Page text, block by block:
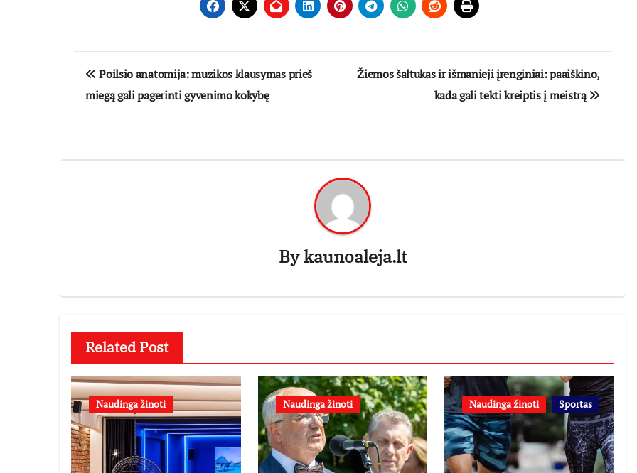
Navigacija
tarp
Poilsio anatomija: muzikos klausymas prieš
miegą gali pagerinti gyvenimo kokybę
Žiemos šaltukas ir išmanieji įrenginiai: paaiškino,
kada gali tekti kreiptis į meistrą
Bykaunoaleja.lt
Related Post
Naudinga žinoti Naudinga žinoti Naudinga žinoti Sportas